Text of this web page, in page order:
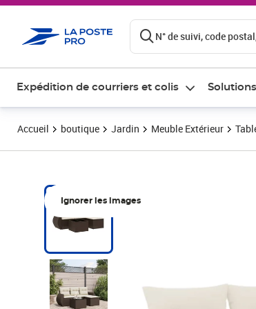
N° de suivi, code
Expédition de courriers et colis
Accueil boutique Jardin Meuble Extérieur
Ignorer les images